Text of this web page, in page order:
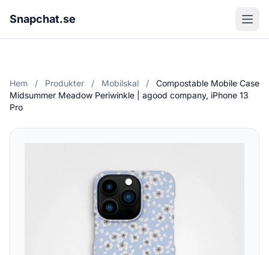
Snapchat.se
Hem / Produkter / Mobilskal /
Compostable Mobile Case
Midsummer Meadow Periwinkle | agood company, iPhone 13
Pro